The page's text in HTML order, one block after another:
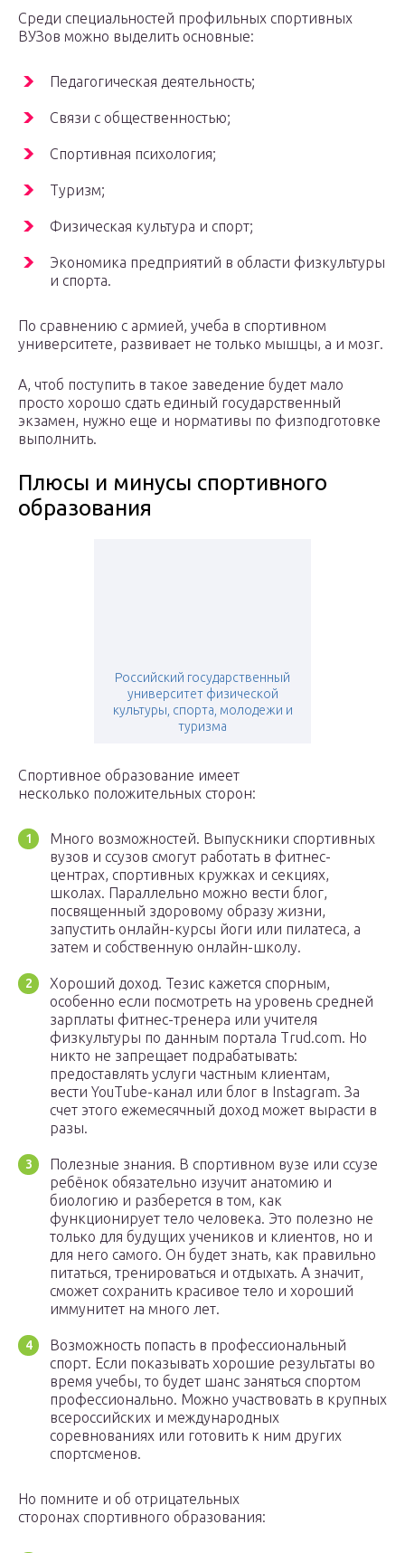
Среди специальностей профильных спортивных
ВУЗов можно выделить основные:
Педагогическая деятельность;
Связи с общественностью;
Спортивная психология;
Туризм;
Физическая культура и спорт;
Экономика предприятий в области физкультуры
и спорта.
По сравнению с армией, учеба в спортивном
университете, развивает не только мышцы, а и мозг.
А, чтоб поступить в такое заведение будет мало
просто хорошо сдать единый государственный
экзамен, нужно еще и нормативы по физподготовке
выполнить.
Плюсы и минусы спортивного
образования
Российский государственный
университет физической
культуры, спорта, молодежи и
туризма
Спортивное образование имеет
несколько положительных сторон:
Много возможностей. Выпускники спортивных
вузов и ссузов смогут работать в фитнес-
центрах, спортивных кружках и секциях,
школах. Параллельно можно вести блог,
посвященный здоровому образу жизни,
запустить онлайн-курсы йоги или пилатеса, а
затем и собственную онлайн-школу.
Хороший доход. Тезис кажется спорным,
особенно если посмотреть на уровень средней
зарплаты фитнес-тренера или учителя
физкультуры по данным портала Trud.com. Но
никто не запрещает подрабатывать:
предоставлять услуги частным клиентам,
вести YouTube-канал или блог в Instagram. За
счет этого ежемесячный доход может вырасти в
разы.
Полезные знания. В спортивном вузе или ссузе
ребёнок обязательно изучит анатомию и
биологию и разберется в том, как
функционирует тело человека. Это полезно не
только для будущих учеников и клиентов, но и
для него самого. Он будет знать, как правильно
питаться, тренироваться и отдыхать. А значит,
сможет сохранить красивое тело и хороший
иммунитет на много лет.
Возможность попасть в профессиональный
спорт. Если показывать хорошие результаты во
время учебы, то будет шанс заняться спортом
профессионально. Можно участвовать в крупных
всероссийских и международных
соревнованиях или готовить к ним других
спортсменов.
Но помните и об отрицательных
сторонах спортивного образования: